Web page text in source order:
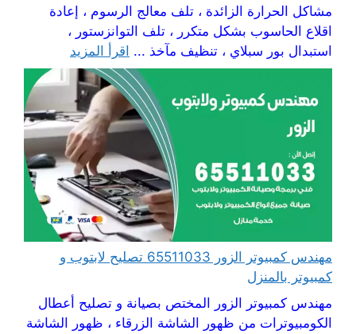
مشاكل الحرارة الزائدة ، تلف معالج الرسوم ، إعادة
اقلاع الحاسوب بشكل متكرر ، تلف التوانزستور ،
استبدال بور سبلاي ، تنظيف مآخذ ... اقرأ المزيد
مهندس كمبيوتر الزور 65511033 تصليح لابتوب و
كمبيوتر بالمنزل
مهندس كمبيوتر الزور المختص بصيانة و تصليح أعطال
الكومبيوترات من ظهور الشاشة الزرقاء ، ظهور الشاشة